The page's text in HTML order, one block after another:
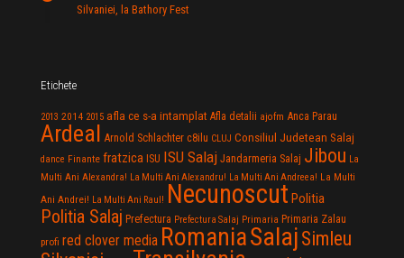
Silvaniei, la Bathory Fest
Etichete
2013 2014 2015 afla ce s-a intamplat Afla detalii ajofm Anca Parau
Ardeal Arnold Schlachter c8ilu CLUJ Consiliul Judetean Salaj
dance Finante fratzica ISU ISU Salaj Jandarmeria Salaj Jibou La
Multi Ani Alexandra! La Multi Ani Alexandru! La Multi Ani Andreea! La Multi
Ani Andrei! La Multi Ani Raul! Necunoscut Politia
Politia Salaj Prefectura Prefectura Salaj Primaria Primaria Zalau
profi red clover media RomaniaSalaj Simleu